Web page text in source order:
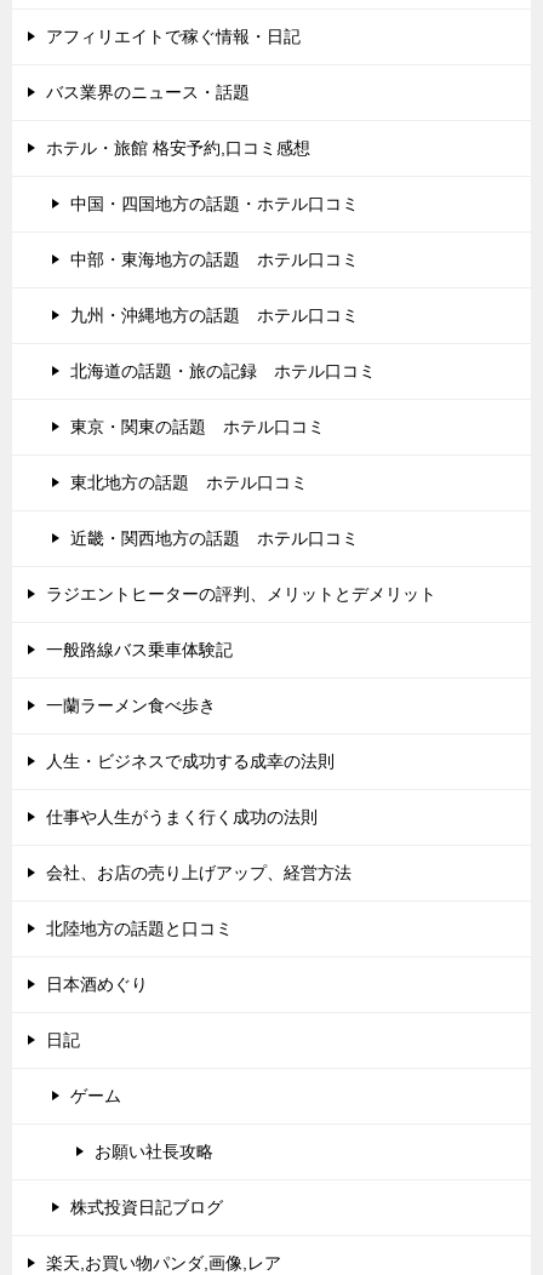
アフィリエイトで稼ぐ情報・日記
バス業界のニュース・話題
ホテル・旅館 格安予約,口コミ感想
中国・四国地方の話題・ホテル口コミ
中部・東海地方の話題 ホテル口コミ
九州・沖縄地方の話題 ホテル口コミ
北海道の話題・旅の記録 ホテル口コミ
東京・関東の話題 ホテル口コミ
東北地方の話題 ホテル口コミ
近畿・関西地方の話題 ホテル口コミ
ラジエントヒーターの評判、メリットとデメリット
一般路線バス乗車体験記
一蘭ラーメン食べ歩き
人生・ビジネスで成功する成幸の法則
仕事や人生がうまく行く成功の法則
会社、お店の売り上げアップ、経営方法
北陸地方の話題と口コミ
日本酒めぐり
日記
ゲーム
お願い社長攻略
株式投資日記ブログ
楽天,お買い物パンダ,画像,レア